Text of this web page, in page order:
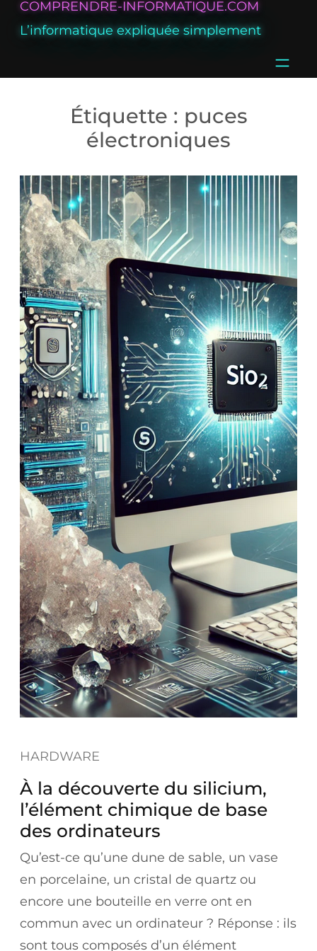
AllerCOMPRENDRE-INFORMATIQUE.COM
L’informatique expliquée simplement
Étiquette : puces
électroniques
HARDWARE
À la découverte du silicium,
l’élément chimique de base
des ordinateurs
Qu’est-ce qu’une dune de sable, un vase
en porcelaine, un cristal de quartz ou
encore une bouteille en verre ont en
commun avec un ordinateur ? Réponse : ils
sont tous composés d’un élément